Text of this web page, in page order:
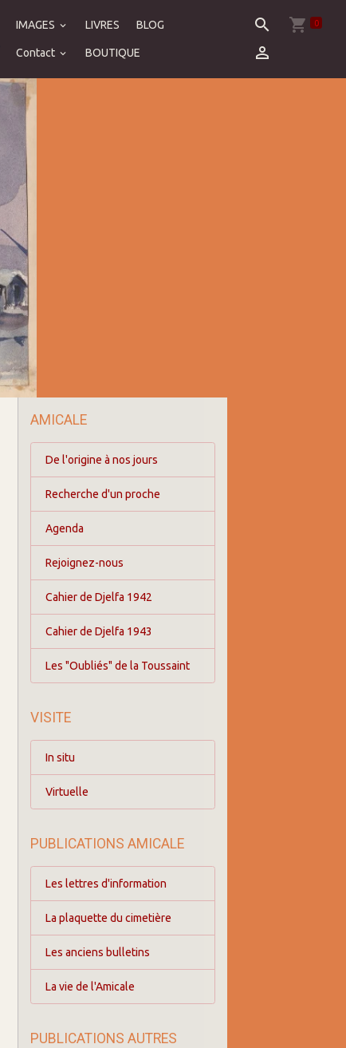
IMAGES LIVRES BLOG
Contact BOUTIQUE
0
AMICALE
De l'origine à nos jours
Recherche d'un proche
Agenda
Rejoignez-nous
Cahier de Djelfa 1942
Cahier de Djelfa 1943
Les "Oubliés" de la Toussaint
VISITE
In situ
Virtuelle
PUBLICATIONS AMICALE
Les lettres d'information
La plaquette du cimetière
Les anciens bulletins
La vie de l'Amicale
PUBLICATIONS AUTRES